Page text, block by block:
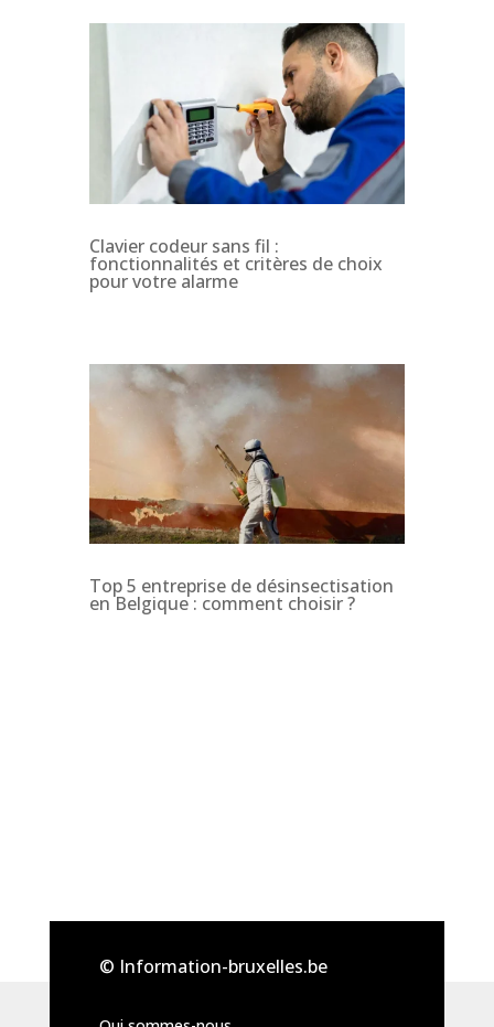
Clavier codeur sans fil :
fonctionnalités et critères de choix
pour votre alarme
Top 5 entreprise de désinsectisation
en Belgique : comment choisir ?
© Information-bruxelles.be